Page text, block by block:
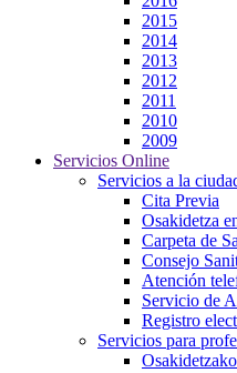
2015
2014
2013
2012
2011
2010
2009
Servicios Online
Servicios a la
Cita Previa
Osakidetza
Carpeta de
Consejo
Atención
Servicio de
Registro
Servicios para